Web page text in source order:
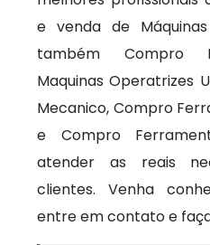
e venda de
também Compro
Maquinas Operatrizes
Mecanico, Compro
e Compro
atender as reais
clientes. Venha
entre em contato e